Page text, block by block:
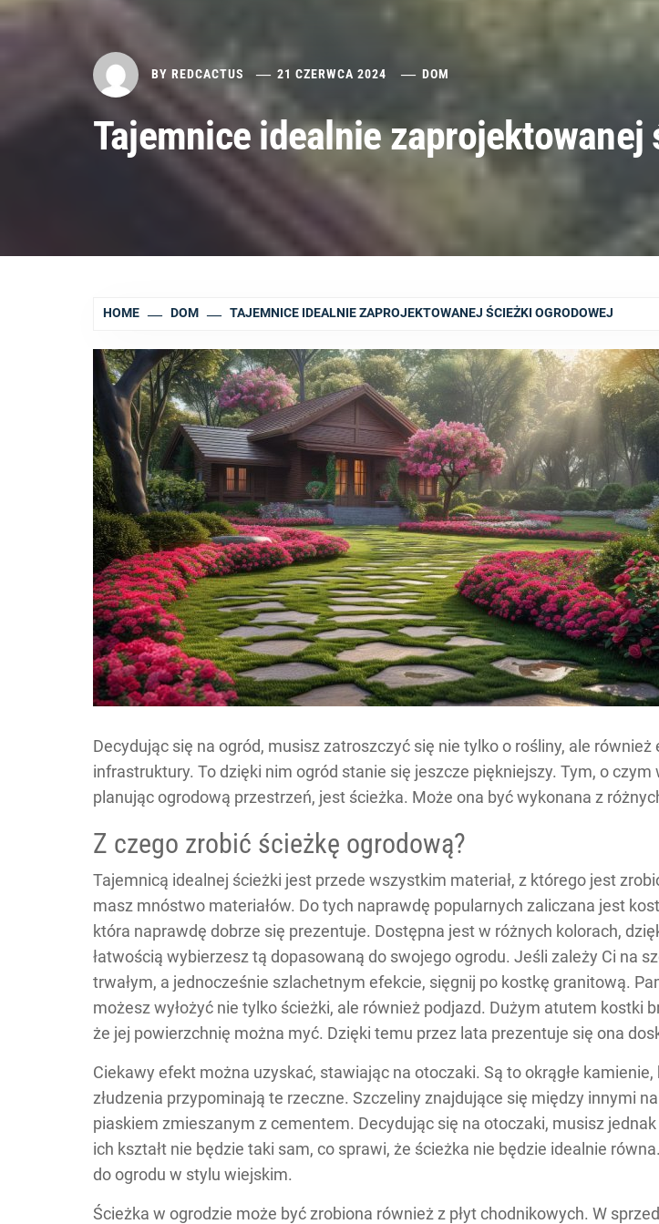
BY REDCACTUS 21 CZERWCA 2024 DOM
Tajemnice idealnie
HOME DOM TAJEMNICE IDEALNIE ZAPROJEKTOWANEJ ŚCIEŻKI OGRODOWEJ
Decydując się na ogród, musisz zatroszczyć się nie tylko o rośliny, ale również
infrastruktury. To dzięki nim ogród stanie się jeszcze piękniejszy. Tym, o
planując ogrodową przestrzeń, jest ścieżka. Może ona być wykonana z
Z czego zrobić ścieżkę ogrodową?
Tajemnicą idealnej ścieżki jest przede wszystkim materiał, z którego jest
masz mnóstwo materiałów. Do tych naprawdę popularnych zaliczana jest
która naprawdę dobrze się prezentuje. Dostępna jest w różnych kolorach,
łatwością wybierzesz tą dopasowaną do swojego ogrodu. Jeśli zależy Ci na
trwałym, a jednocześnie szlachetnym efekcie, sięgnij po kostkę granitową.
możesz wyłożyć nie tylko ścieżki, ale również podjazd. Dużym atutem kostki
że jej powierzchnię można myć. Dzięki temu przez lata prezentuje się ona
Ciekawy efekt można uzyskać, stawiając na otoczaki. Są to okrągłe kamienie,
złudzenia przypominają te rzeczne. Szczeliny znajdujące się między innymi
piaskiem zmieszanym z cementem. Decydując się na otoczaki, musisz
ich kształt nie będzie taki sam, co sprawi, że ścieżka nie będzie idealnie
do ogrodu w stylu wiejskim.
Ścieżka w ogrodzie może być zrobiona również z płyt chodnikowych. W